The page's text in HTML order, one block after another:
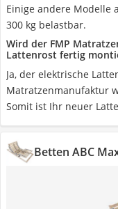
Einige andere Modelle
300 kg belastbar.
Wird der FMP
Lattenrost fertig
Ja, der elektrische
Matratzenmanufaktur
Somit ist Ihr neuer
Betten ABC